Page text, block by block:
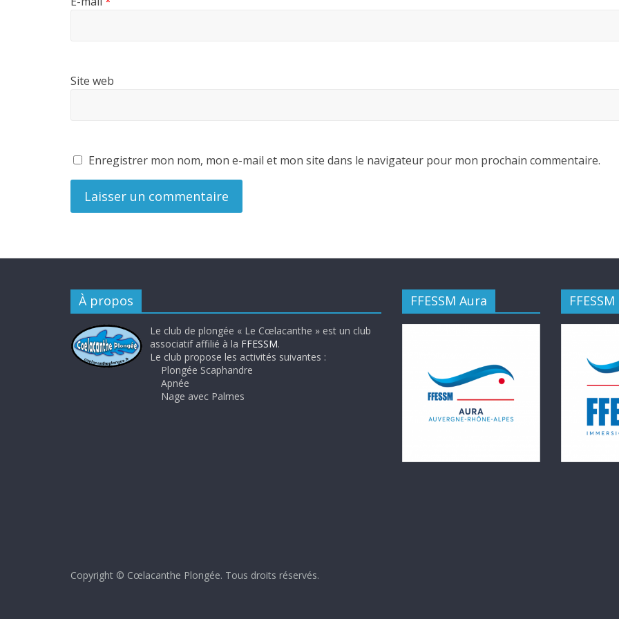
Site web
Enregistrer mon nom, mon e-mail et mon site dans le navigateur pour mon prochain commentaire.
À propos
Le club de plongée « Le Cœlacanthe » est un club
associatif affilié à la FFESSM.
Le club propose les activités suivantes :
Plongée Scaphandre
Apnée
Nage avec Palmes
FFESSM Aura FFESSM